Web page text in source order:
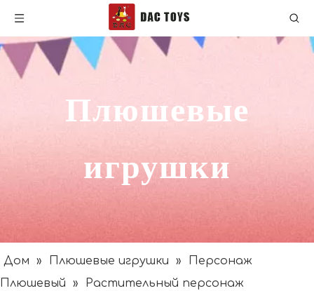
Плюшевые
игрушки
Дом » Плюшевые игрушки »
Персонаж
Плюшевый
»
Растительный персонаж